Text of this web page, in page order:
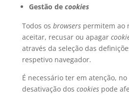
Gestão de cookies
Todos os browserspermitem ao
aceitar, recusar ou apagar
através da seleção das
respetivo navegador.
É necessário ter em atenção,
desativação dos cookiespode